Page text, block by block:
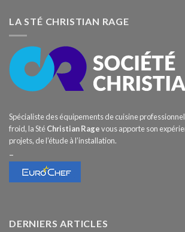
LA STÉ CHRISTIAN RAGE
Spécialiste des équipements de cuisine
froid, la StéChristian Ragevous apporte son
projets, de l’étude à l’installation.
–
DERNIERS ARTICLES